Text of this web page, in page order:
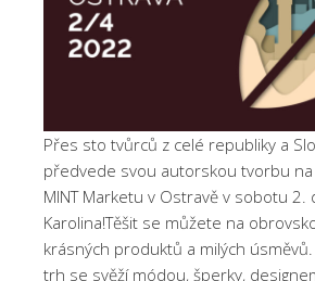
Přes sto tvůrců z celé republiky a
předvede svou autorskou tvorbu
MINT Marketu v Ostravě v sobotu 2.
Karolina!Těšit se můžete na
krásných produktů a milých úsměvů.
trh se svěží módou, šperky,